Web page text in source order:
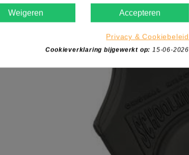
Weigeren Accepteren
Privacy & Cookiebeleid
Cookieverklaring bijgewerkt op: 15-06-2026